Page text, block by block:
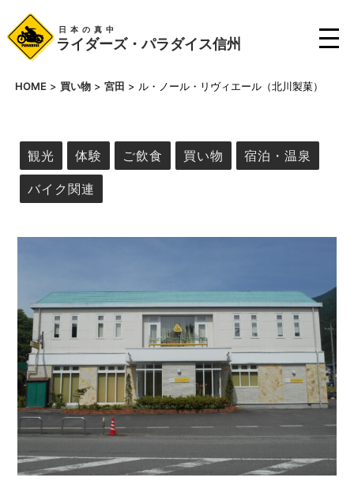
日本の真中
ライダーズ・パラダイス信州
HOME > 買い物> 宮田 > ル・ノール・リヴィエール（北川製菓）
観光 体験 ご飲食 買い物 宿泊・温泉
バイク関連